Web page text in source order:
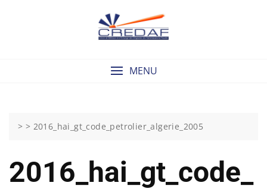
MENU
> > 2016_hai_gt_code_petrolier_algerie_2005
2016_hai_gt_code_